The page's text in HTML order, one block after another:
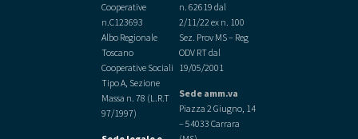
Cooperative
n.C123693
Albo Regionale
Toscano
Cooperative Sociali
Tipo A, Sezione
Massa n. 78 (L.R.T
97/1997)
n. 62619 dal
2/11/22 ex n. 100
Sez. Prov MS – Reg
ODV RT dal
19/05/2001
Sede amm.va
Piazza 2 Giugno, 14
– 54033 Carrara